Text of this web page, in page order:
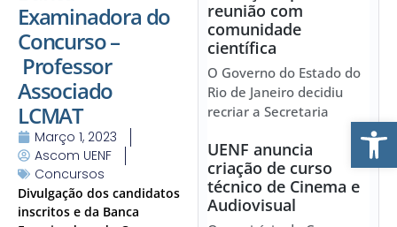
Examinadora do
Concurso –
Professor
Associado
LCMAT
Março 1, 2023
Ascom UENF
Concursos
Divulgação dos candidatos
inscritos e da Banca
reunião com
comunidade
científica
O Governo do Estado do
Rio de Janeiro decidiu
recriar a Secretaria
UENF anuncia
criação de curso
técnico de Cinema e
Audiovisual